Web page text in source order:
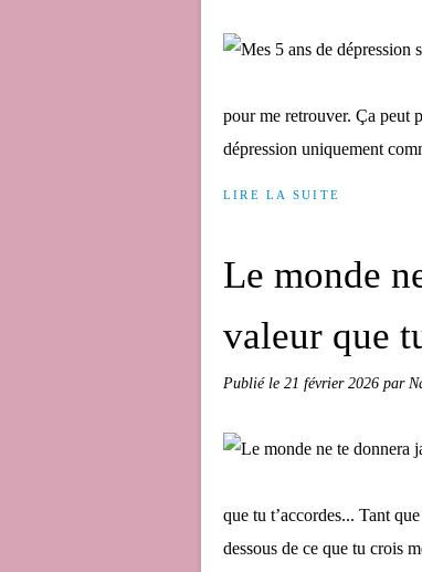
pour me retrouver. Ça peut
dépression uniquement
LIRE LA SUITE
Le monde
valeur que
Publié le 21 février 2026 par
que tu t’accordes... Tant
dessous de ce que tu crois